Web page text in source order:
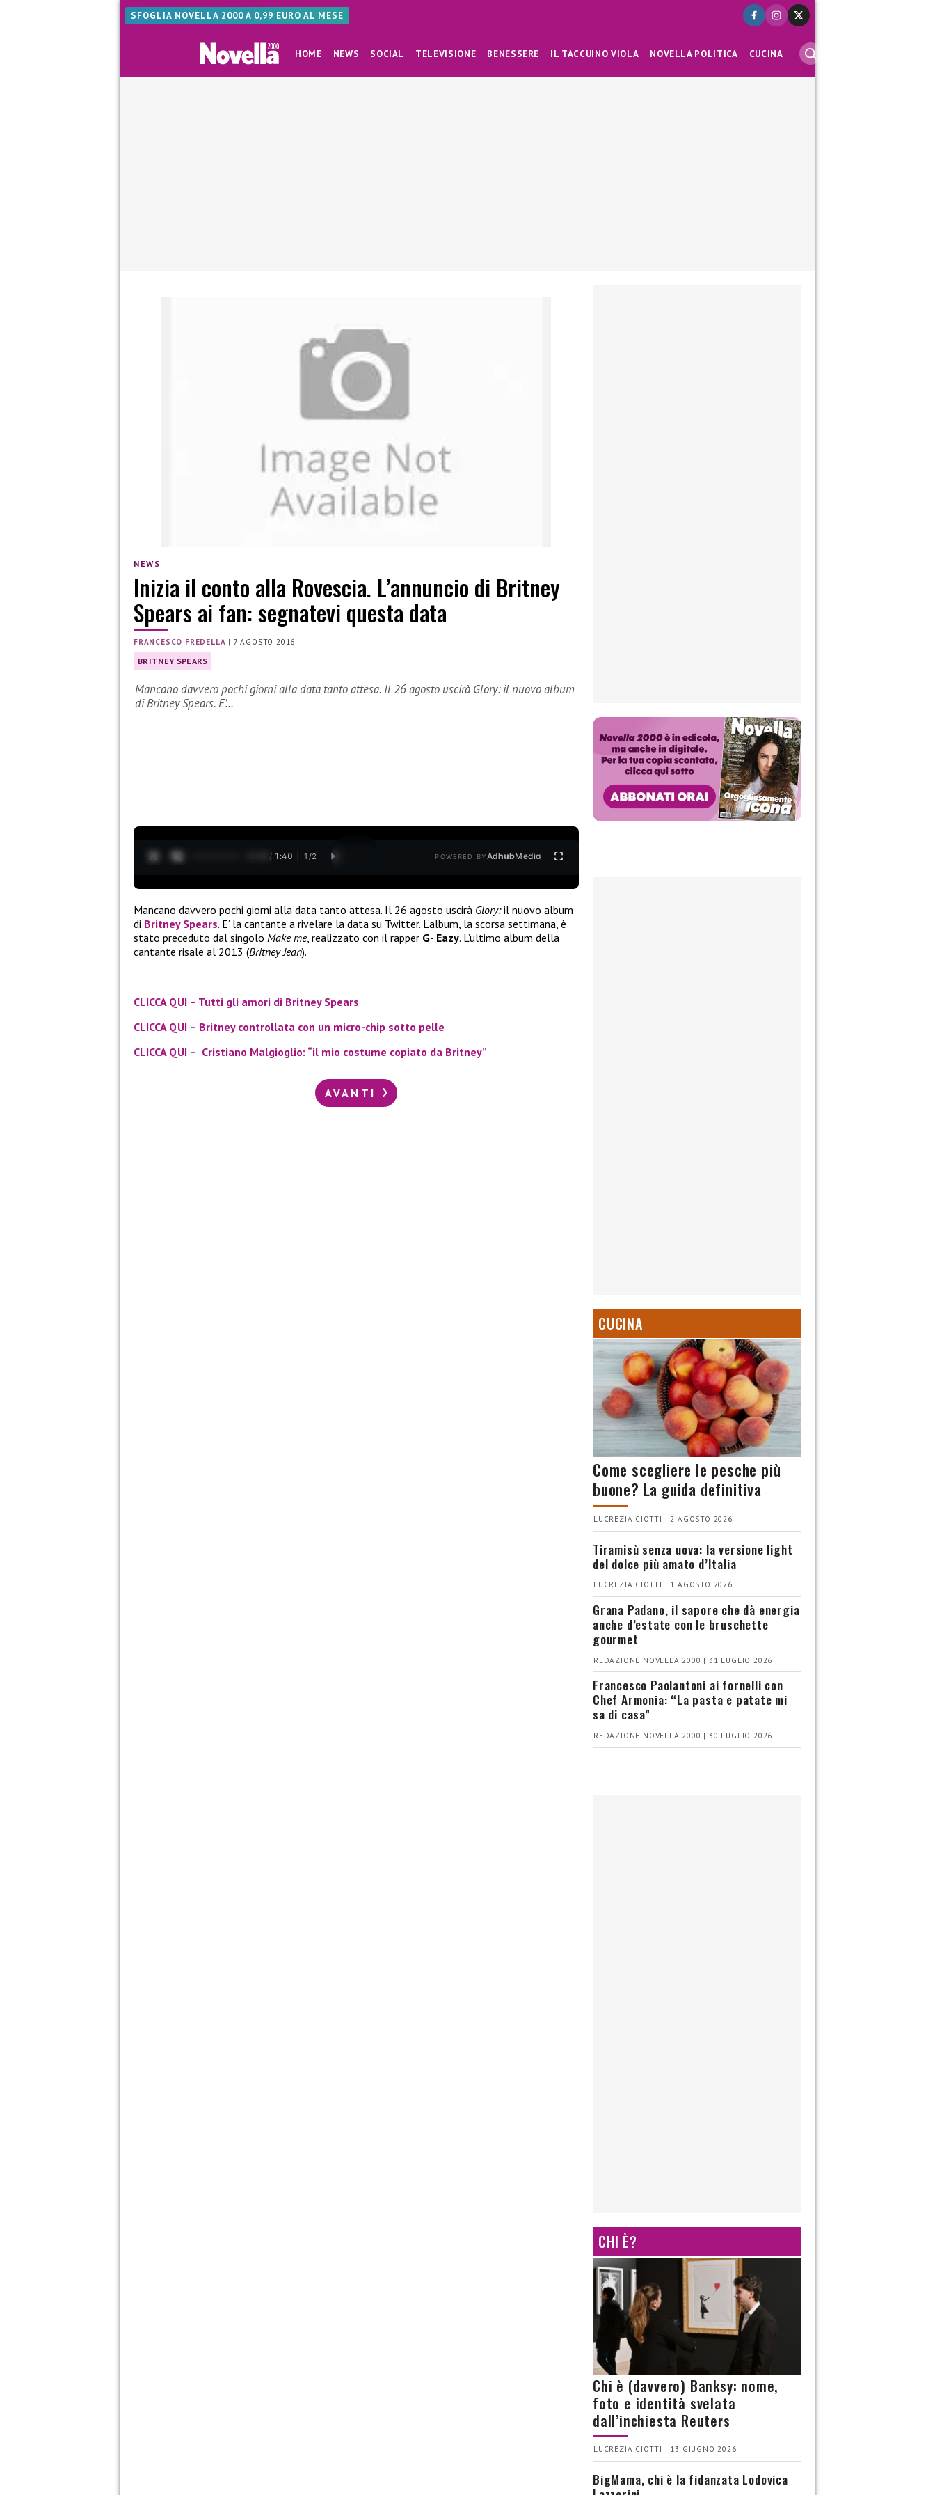
SFOGLIA NOVELLA 2000 A 0,99 EURO AL MESE
HOME NEWS SOCIAL TELEVISIONE BENESSERE IL TACCUINO VIOLA NOVELLA POLITICA CUCINA
NEWS
Inizia il conto alla Rovescia. L’annuncio di Britney
Spears ai fan: segnatevi questa data
FRANCESCO FREDELLA | 7 AGOSTO 2016
BRITNEY SPEARS
Mancano davvero pochi giorni alla data tanto attesa. Il 26 agosto uscirà Glory: il nuovo album
di Britney Spears. E’…
0:19 / 1:40 1 /2 POWERED BYAdhubMedia
Mancano davvero pochi giorni alla data tanto attesa. Il 26 agosto uscirà Glory:il nuovo album
di Britney Spears. E’ la cantante a rivelare la data su Twitter. L’album, la scorsa settimana, è
stato preceduto dal singolo Make me, realizzato con il rapper G- Eazy. L’ultimo album della
cantante risale al 2013 (Britney Jean).
CLICCA QUI – Tutti gli amori di Britney Spears
CLICCA QUI – Britney controllata con un micro-chip sotto pelle
CLICCA QUI – Cristiano Malgioglio: “il mio costume copiato da Britney”
AVANTI
CUCINA
Come scegliere le pesche più
buone? La guida definitiva
LUCREZIA CIOTTI | 2 AGOSTO 2026
Tiramisù senza uova: la versione light
del dolce più amato d’Italia
LUCREZIA CIOTTI | 1 AGOSTO 2026
Grana Padano, il sapore che dà energia
anche d’estate con le bruschette
gourmet
REDAZIONE NOVELLA 2000 | 31 LUGLIO 2026
Francesco Paolantoni ai fornelli con
Chef Armonia: “La pasta e patate mi
sa di casa”
REDAZIONE NOVELLA 2000 | 30 LUGLIO 2026
CHI È?
Chi è (davvero) Banksy: nome,
foto e identità svelata
dall’inchiesta Reuters
LUCREZIA CIOTTI | 13 GIUGNO 2026
BigMama, chi è la fidanzata Lodovica